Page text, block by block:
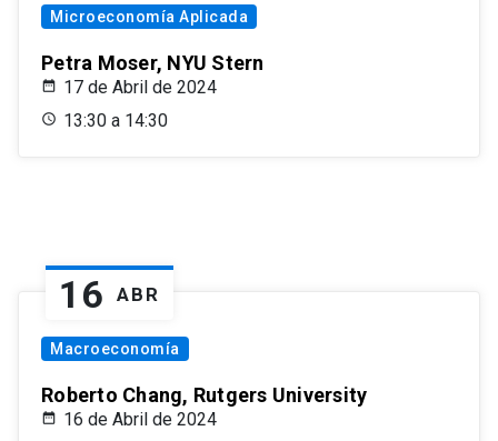
Microeconomía Aplicada
Petra Moser, NYU Stern
17 de Abril de 2024
13:30 a 14:30
16 ABR
Macroeconomía
Roberto Chang, Rutgers University
16 de Abril de 2024